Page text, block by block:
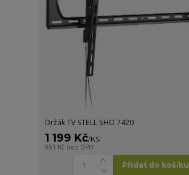
Držák TV STELL SHO 7420
1 199 Kč/KS
991 Kč bez DPH
Přidat do košíku